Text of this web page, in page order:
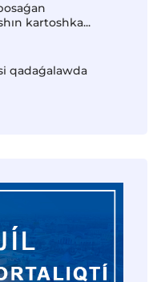
kartoshka...
qadaǵalawda